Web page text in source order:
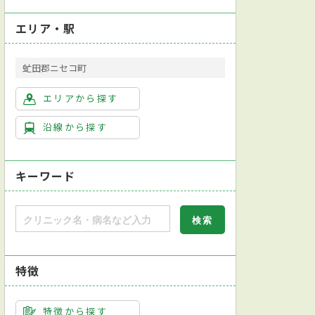
エリア・駅
虻田郡ニセコ町
エリアから探す
沿線から探す
キーワード
特徴
特徴から探す